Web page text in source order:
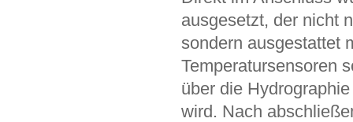
ausgesetzt, der nicht
sondern ausgestattet
Temperatursensoren
über die
wird. Nach